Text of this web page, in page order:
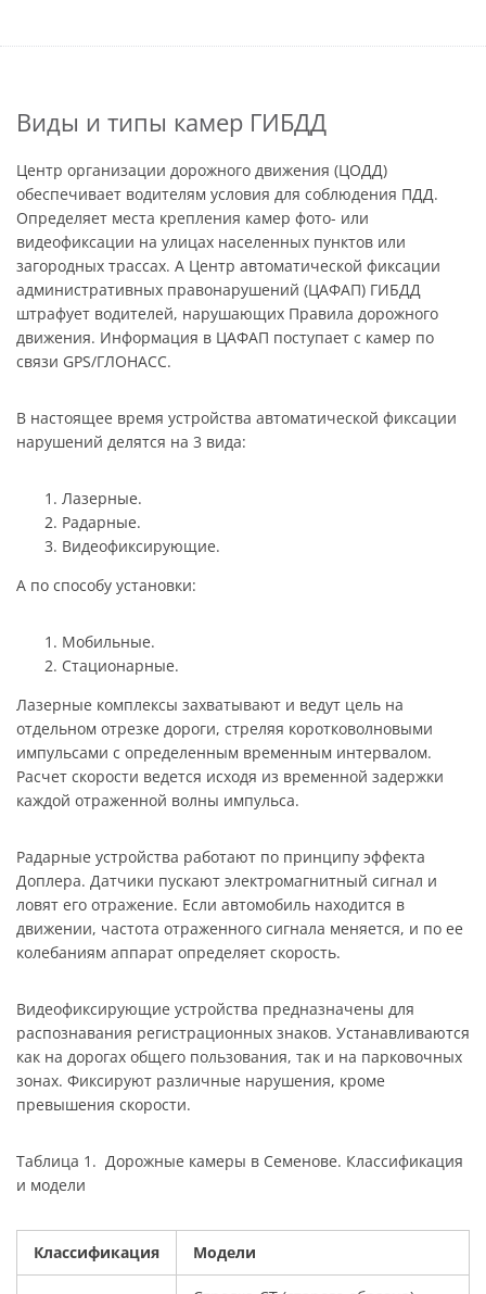
Виды и типы камер ГИБДД
Центр организации дорожного движения (ЦОДД)
обеспечивает водителям условия для соблюдения ПДД.
Определяет места крепления камер фото- или
видеофиксации на улицах населенных пунктов или
загородных трассах. А Центр автоматической фиксации
административных правонарушений (ЦАФАП) ГИБДД
штрафует водителей, нарушающих Правила дорожного
движения. Информация в ЦАФАП поступает с камер по
связи GPS/ГЛОНАСС.
В настоящее время устройства автоматической фиксации
нарушений делятся на 3 вида:
Лазерные.
Радарные.
Видеофиксирующие.
А по способу установки:
Мобильные.
Стационарные.
Лазерные комплексы захватывают и ведут цель на
отдельном отрезке дороги, стреляя коротковолновыми
импульсами с определенным временным интервалом.
Расчет скорости ведется исходя из временной задержки
каждой отраженной волны импульса.
Радарные устройства работают по принципу эффекта
Доплера. Датчики пускают электромагнитный сигнал и
ловят его отражение. Если автомобиль находится в
движении, частота отраженного сигнала меняется, и по ее
колебаниям аппарат определяет скорость.
Видеофиксирующие устройства предназначены для
распознавания регистрационных знаков. Устанавливаются
как на дорогах общего пользования, так и на парковочных
зонах. Фиксируют различные нарушения, кроме
превышения скорости.
Таблица 1. Дорожные камеры в Семенове. Классификация
и модели
Классификация Модели